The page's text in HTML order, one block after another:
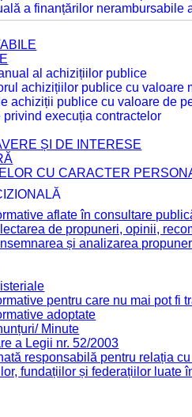
a finanțărilor nerambursabile
al achizițiilor publice
achizițiilor publice cu valoare
achiziții publice cu valoare de
privind execuția contractelor
ȘI DE INTERESE
CU CARACTER
aflate în consultare
de propuneri, opinii,
și analizarea
pentru care nu mai pot fi
adoptate
Minute
a Legii nr. 52/2003
responsabilă pentru relația
fundațiilor și federațiilor luate